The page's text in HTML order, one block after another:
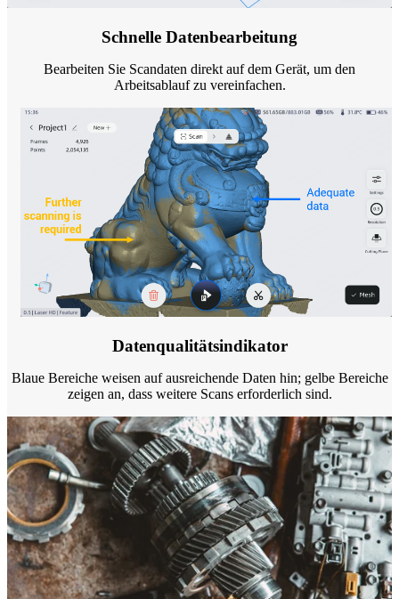
Schnelle Datenbearbeitung
Bearbeiten Sie Scandaten direkt auf dem Gerät, um den
Arbeitsablauf zu vereinfachen.
Datenqualitätsindikator
Blaue Bereiche weisen auf ausreichende Daten hin; gelbe Bereiche
zeigen an, dass weitere Scans erforderlich sind.